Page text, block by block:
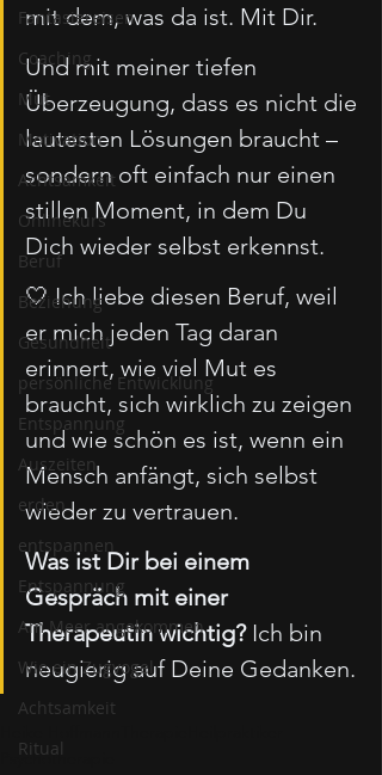
Fantasiereisen
Coaching
Mut
Motivation
Achtsamkeit
Onlinekurs
Beruf
Beziehung
Gesundheit
persönliche Entwicklung
Entspannung
Auszeiten
erden
entspannen
Entspannung
Am Meer angekommen
Wie ein Zugvogel
Achtsamkeit
Ritual
mit dem, was da ist. Mit Dir.
Und mit meiner tiefen
Überzeugung, dass es nicht die
lautesten Lösungen braucht –
sondern oft einfach nur einen
stillen Moment, in dem Du
Dich wieder selbst erkennst.
🤍 Ich liebe diesen Beruf, weil
er mich jeden Tag daran
erinnert, wie viel Mut es
braucht, sich wirklich zu zeigen
und wie schön es ist, wenn ein
Mensch anfängt, sich selbst
wieder zu vertrauen.
Was ist Dir bei einem
Gespräch mit einer
Therapeutin wichtig? Ich bin
neugierig auf Deine Gedanken.
Psychotherapie